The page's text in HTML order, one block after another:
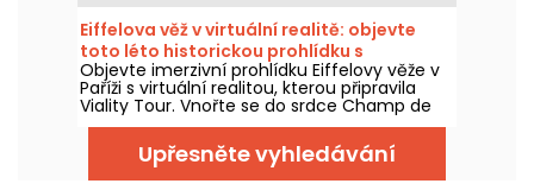
Saint-Denis vám určitě vyhoví!
Eiffelova věž v virtuální realitě: objevte
toto léto historickou prohlídku s
průvodcem Viality Tour
Objevte imerzivní prohlídku Eiffelovy věže v
Paříži s virtuální realitou, kterou připravila
Viality Tour. Vnořte se do srdce Champ de
Mars a znovu prožijte výstavbu a slavnostní
otevření Železné dámy v roce 1889. Nová
verze, ještě věrnější než kdy dřív, vyšla 31.
března 2026. Při té příležitosti pro vás máme
Upřesněte vyhledávání